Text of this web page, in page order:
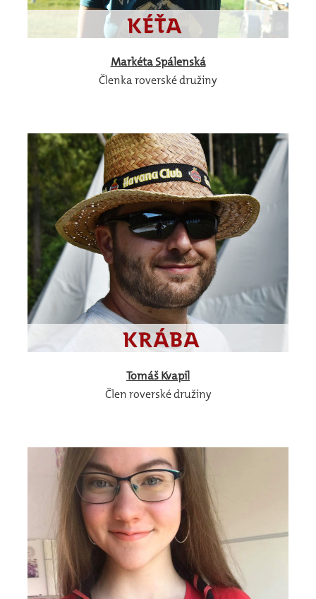
Markéta Spálenská
Členka roverské družiny
TomášKvapil
Člen roverské družiny